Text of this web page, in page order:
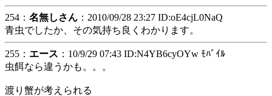
254： 名無しさん ：2010/09/28 23:27 ID:oE4cjL0NaQ
青虫でしたか、その気持ち良くわかります。
255： エース ：10/9/29 07:43 ID:N4YB6cyOYw ﾓﾊﾞｲﾙ
虫餌なら違うかも。。。
渡り蟹が考えられる